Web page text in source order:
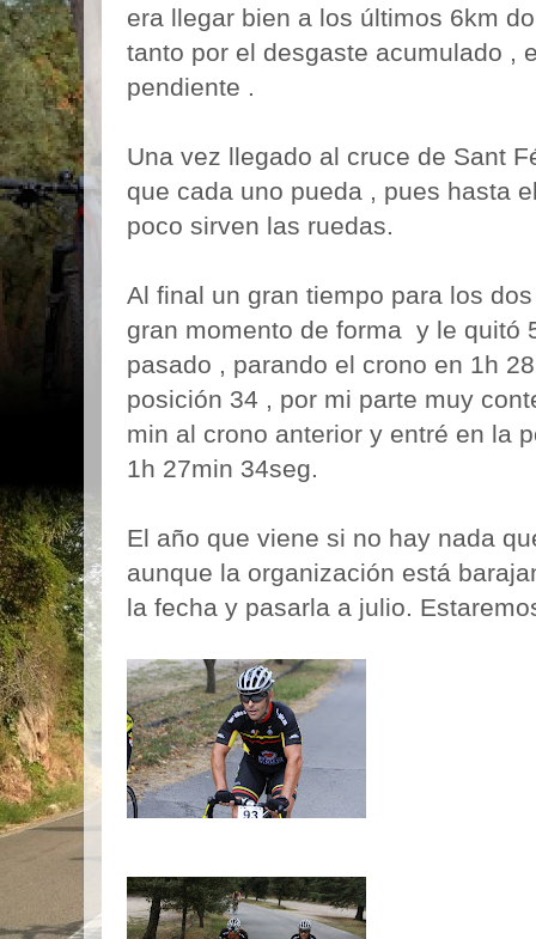
era llegar bien a los últimos 6km
tanto por el desgaste acumulado ,
pendiente .
Una vez llegado al cruce de Sant
que cada uno pueda , pues hasta
poco sirven las ruedas.
Al final un gran tiempo para los
gran momento de forma y le quitó
pasado , parando el crono en 1h
posición 34 , por mi parte muy
min al crono anterior y entré en la
1h 27min 34seg.
El año que viene si no hay nada
aunque la organización está
la fecha y pasarla a julio.